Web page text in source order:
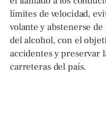
límites de velocidad,
volante y abstenerse
del alcohol, con el
accidentes y preservar
carreteras del país.